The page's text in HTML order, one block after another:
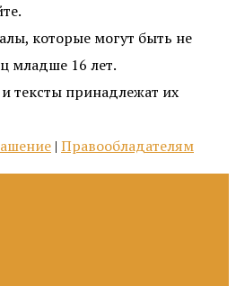
которые могут быть не
младше 16 лет.
тексты принадлежат их
| Правообладателям